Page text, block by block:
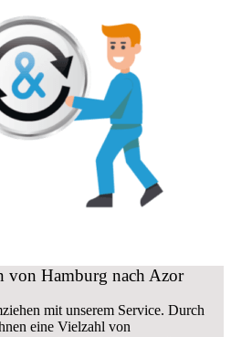
von Hamburg nach Azor
mit unserem Service. Durch
eine Vielzahl von